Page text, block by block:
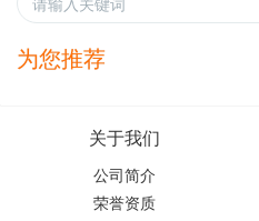
为您推荐
关于我们
公司简介
荣誉资质